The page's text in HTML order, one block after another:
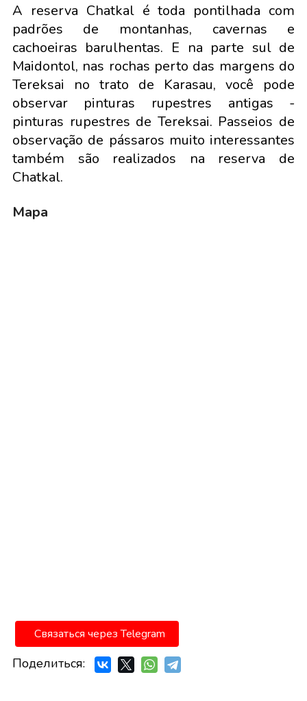
A reserva Chatkal é toda pontilhada com
padrões de montanhas, cavernas e
cachoeiras barulhentas. E na parte sul de
Maidontol, nas rochas perto das margens do
Tereksai no trato de Karasau, você pode
observar pinturas rupestres antigas -
pinturas rupestres de Tereksai. Passeios de
observação de pássaros muito interessantes
também são realizados na reserva de
Chatkal.
Mapa
Связаться через Telegram
Поделиться: